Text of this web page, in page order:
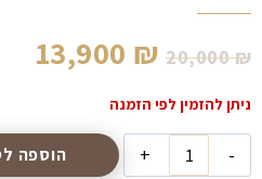
20,000₪
13,900 ₪
הוספה